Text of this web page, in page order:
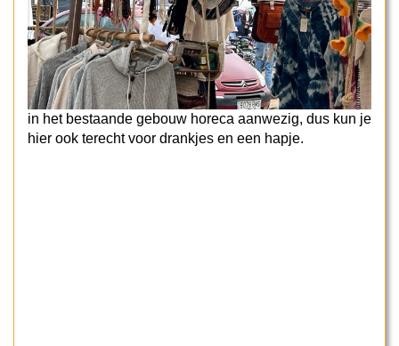
in het bestaande gebouw horeca aanwezig, dus kun je
hier ook terecht voor drankjes en een hapje.